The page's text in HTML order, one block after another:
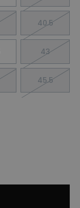
40.5
43
45.5